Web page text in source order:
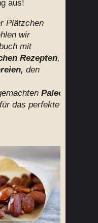
aus!
Plätzchen
wir
mit
Rezepten,
den
Paleo
das perfekte